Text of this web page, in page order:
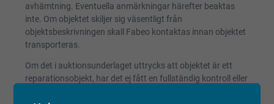
avhämtning. Eventuella anmärkningar härefter beaktas
inte. Om objektet skiljer sig väsentligt från
objektsbeskrivningen skall Fabeo kontaktas innan objektet
transporteras.
Om det i auktionsunderlaget uttrycks att objektet är ett
reparationsobjekt, har det ej fått en fullständig kontroll eller